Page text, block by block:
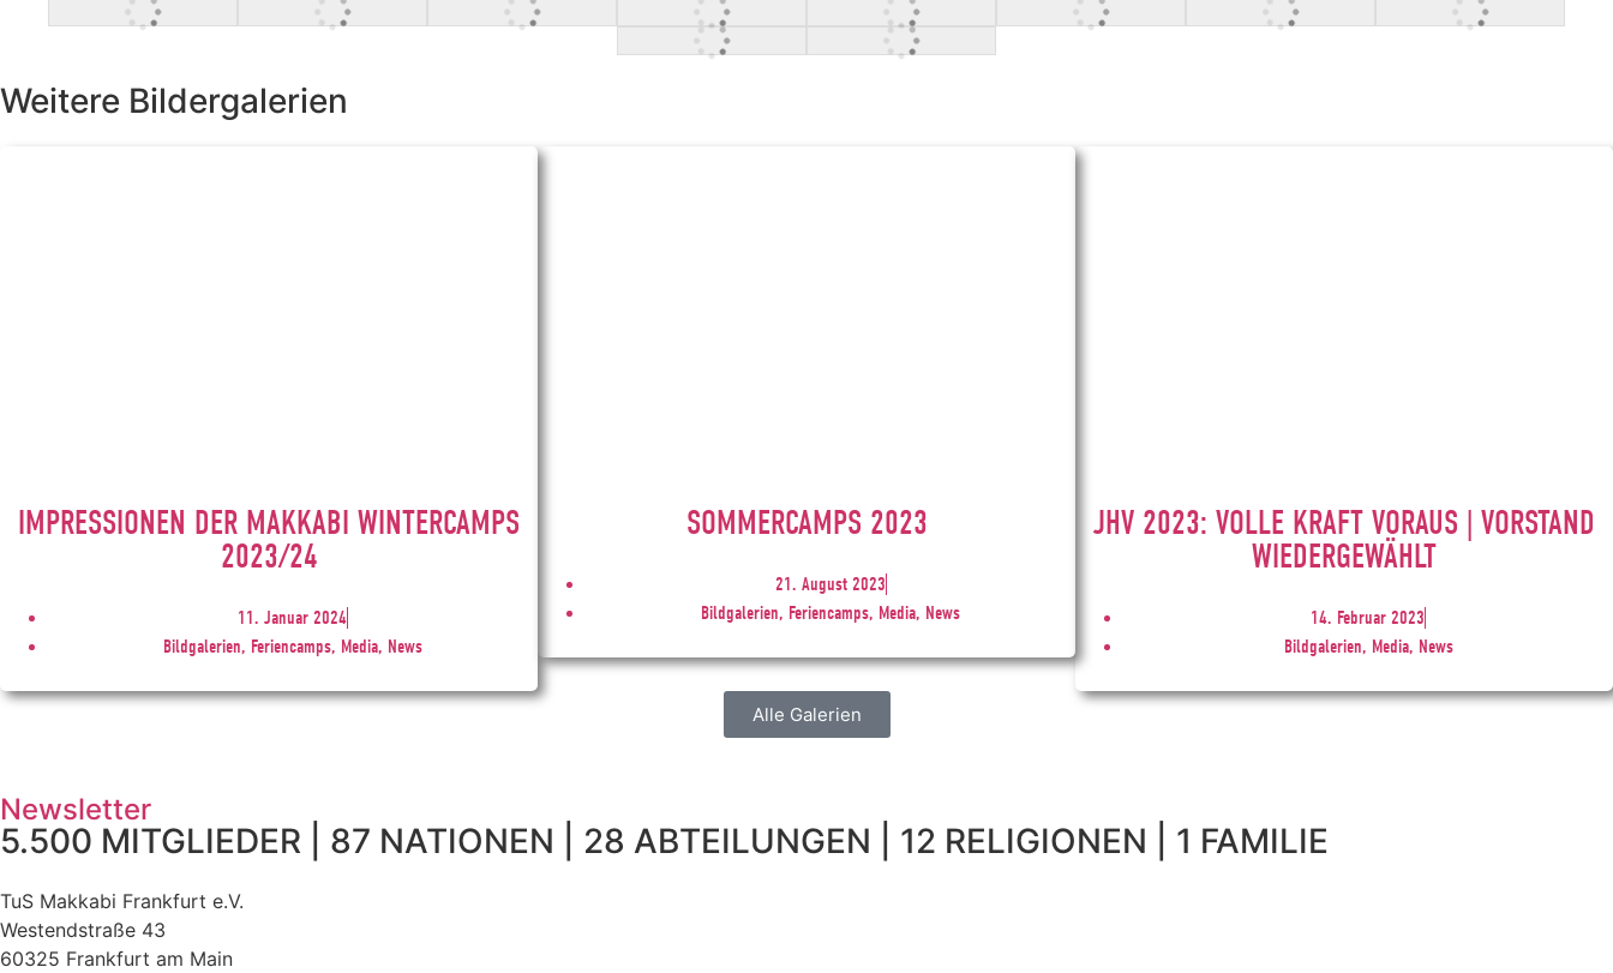
Weitere Bildergalerien
IMPRESSIONEN DER MAKKABI WINTERCAMPS
2023/24
11. Januar 2024
Bildgalerien, Feriencamps, Media, News
SOMMERCAMPS 2023
21. August 2023
Bildgalerien, Feriencamps, Media, News
JHV 2023: VOLLE KRAFT VORAUS | VORSTAND
WIEDERGEWÄHLT
14. Februar 2023
Bildgalerien, Media, News
Alle Galerien
Newsletter
5.500 MITGLIEDER | 87 NATIONEN | 28 ABTEILUNGEN | 12 RELIGIONEN | 1 FAMILIE
TuS Makkabi Frankfurt e.V.
Westendstraße 43
60325 Frankfurt am Main